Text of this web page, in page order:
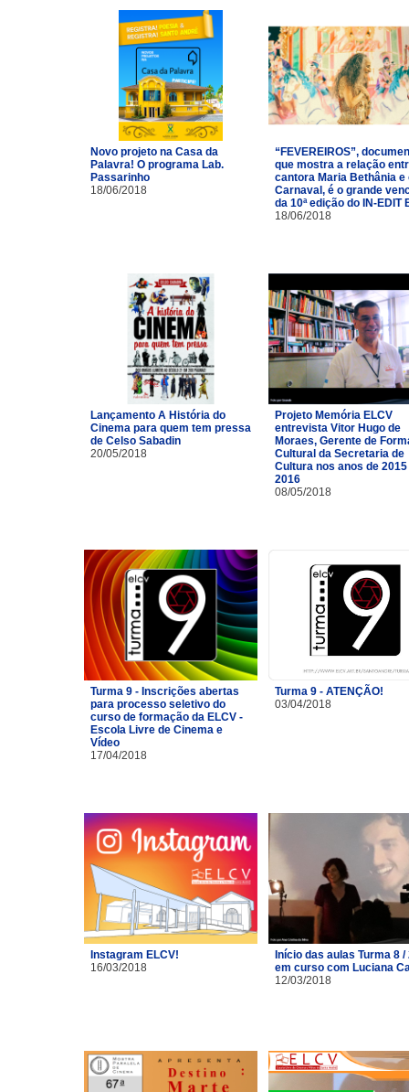
Novo projeto na Casa da
Palavra! O programa Lab.
Passarinho
18/06/2018
“FEVEREIROS”,
que mostra a relação
cantora Maria Bethânia e
Carnaval, é o grande
da 10ª edição do IN-EDIT
18/06/2018
Lançamento A História do
Cinema para quem tem pressa
de Celso Sabadin
20/05/2018
Projeto Memória ELCV
entrevista Vitor Hugo de
Moraes, Gerente de
Cultural da Secretaria de
Cultura nos anos de 2015
2016
08/05/2018
Turma 9 - Inscrições abertas
para processo seletivo do
curso de formação da ELCV -
Escola Livre de Cinema e
Vídeo
17/04/2018
Turma 9 - ATENÇÃO!
03/04/2018
Instagram ELCV!
16/03/2018
Início das aulas Turma 8 /
em curso com Luciana
12/03/2018